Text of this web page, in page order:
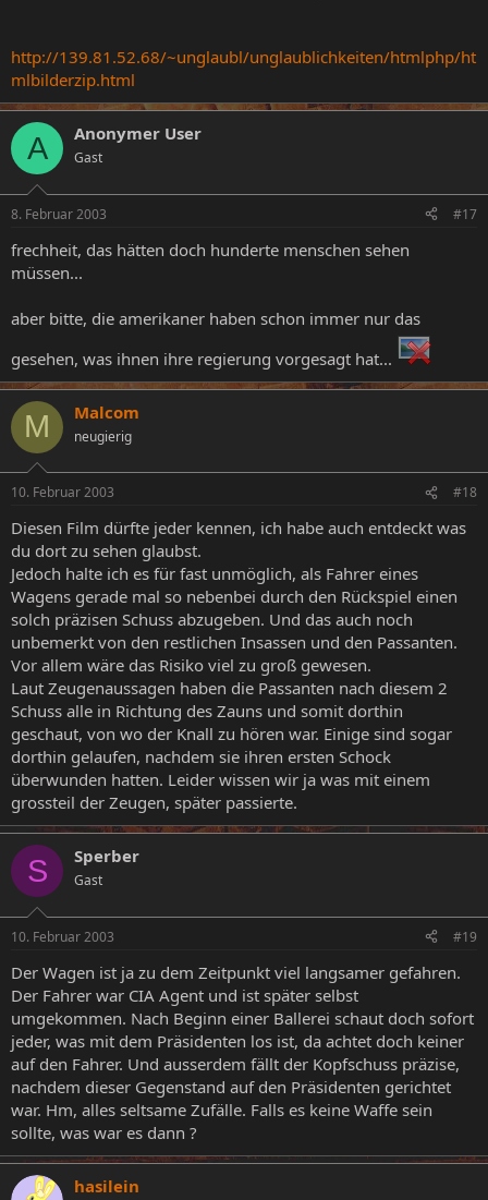
http://139.81.52.68/~unglaubl/unglaublichkeiten/htmlphp/ht
mlbilderzip.html
A Anonymer User
Gast
8. Februar 2003 #17
frechheit, das hätten doch hunderte menschen sehen
müssen...
aber bitte, die amerikaner haben schon immer nur das
gesehen, was ihnen ihre regierung vorgesagt hat...
M Malcom
neugierig
10. Februar 2003 #18
Diesen Film dürfte jeder kennen, ich habe auch entdeckt was
du dort zu sehen glaubst.
Jedoch halte ich es für fast unmöglich, als Fahrer eines
Wagens gerade mal so nebenbei durch den Rückspiel einen
solch präzisen Schuss abzugeben. Und das auch noch
unbemerkt von den restlichen Insassen und den Passanten.
Vor allem wäre das Risiko viel zu groß gewesen.
Laut Zeugenaussagen haben die Passanten nach diesem 2
Schuss alle in Richtung des Zauns und somit dorthin
geschaut, von wo der Knall zu hören war. Einige sind sogar
dorthin gelaufen, nachdem sie ihren ersten Schock
überwunden hatten. Leider wissen wir ja was mit einem
grossteil der Zeugen, später passierte.
S Sperber
Gast
10. Februar 2003 #19
Der Wagen ist ja zu dem Zeitpunkt viel langsamer gefahren.
Der Fahrer war CIA Agent und ist später selbst
umgekommen. Nach Beginn einer Ballerei schaut doch sofort
jeder, was mit dem Präsidenten los ist, da achtet doch keiner
auf den Fahrer. Und ausserdem fällt der Kopfschuss präzise,
nachdem dieser Gegenstand auf den Präsidenten gerichtet
war. Hm, alles seltsame Zufälle. Falls es keine Waffe sein
sollte, was war es dann ?
hasilein